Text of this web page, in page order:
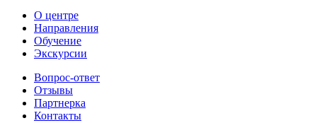
О центре
Направления
Обучение
Экскурсии
Вопрос-ответ
Отзывы
Партнерка
Контакты